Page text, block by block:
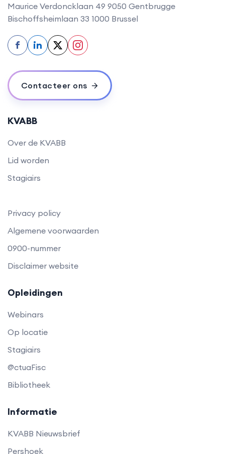
Maurice Verdoncklaan 49 9050 Gentbrugge
Bischoffsheimlaan 33 1000 Brussel
f in
Contacteer ons
KVABB
Over de KVABB
Lid worden
Stagiairs
Privacy policy
Algemene voorwaarden
0900-nummer
Disclaimer website
Opleidingen
Webinars
Op locatie
Stagiairs
@ctuaFisc
Bibliotheek
Informatie
KVABB Nieuwsbrief
Pershoek